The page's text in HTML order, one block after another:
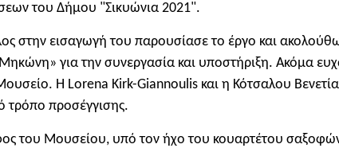
του Δήμου "Σικυώνια 2021".
στην εισαγωγή του παρουσίασε το έργο και
για την συνεργασία και υποστήριξη. Ακόμα
Η Lorena Kirk-Giannoulis και η Κότσαλου Βενετία
τρόπο προσέγγισης.
του Μουσείου, υπό τον ήχο του κουαρτέτου